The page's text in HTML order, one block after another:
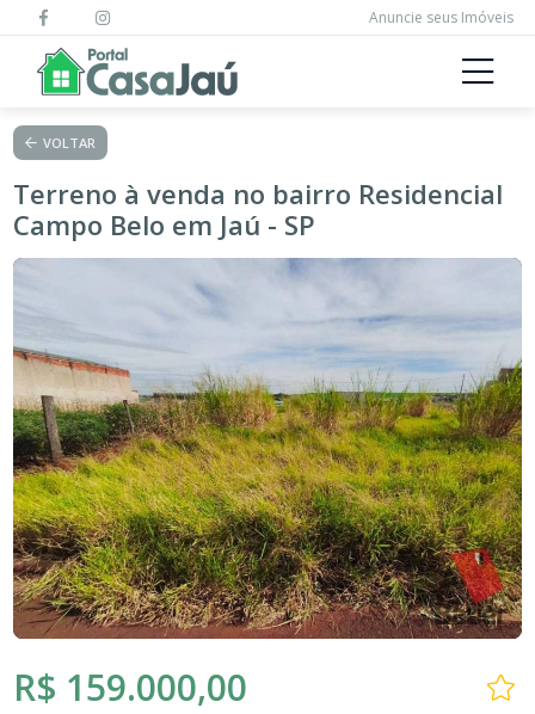
Anuncie seus Imóveis
VOLTAR
Terreno à venda no bairro Residencial
Campo Belo em Jaú - SP
R$ 159.000,00